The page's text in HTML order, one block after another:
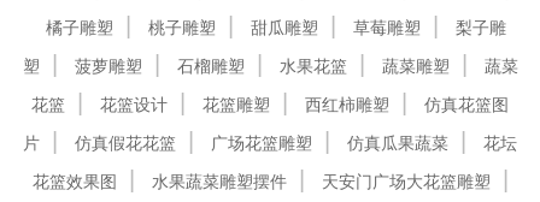
橘子雕塑
桃子雕塑 甜瓜雕塑 草莓雕塑
梨子雕
塑
菠萝雕塑 石榴雕塑 水果花篮 蔬菜雕塑
蔬菜
花篮
花篮设计 花篮雕塑 西红柿雕塑
仿真花篮图
片
仿真假花花篮 广场花篮雕塑 仿真瓜果蔬菜
花坛
花篮效果图
水果蔬菜雕塑摆件
天安门广场大花篮雕塑